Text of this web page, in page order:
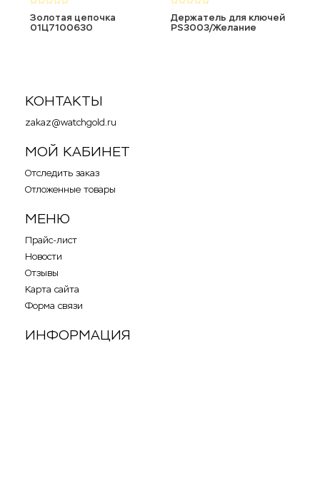
Золотая цепочка
01Ц7100630
Держатель для ключей
PS3003/Желание
КОНТАКТЫ
zakaz@watchgold.ru
МОЙ КАБИНЕТ
Отследить заказ
Отложенные товары
МЕНЮ
Прайс-лист
Новости
Отзывы
Карта сайта
Форма связи
ИНФОРМАЦИЯ